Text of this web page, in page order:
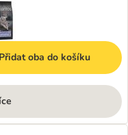
Přidat oba do košíku